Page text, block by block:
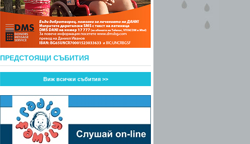
ПРЕДСТОЯЩИ СЪБИТИЯ
Виж всички събития >>